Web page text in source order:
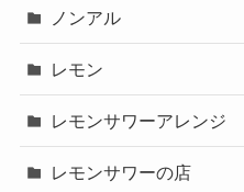
ノンアル
レモン
レモンサワーアレンジ
レモンサワーの店